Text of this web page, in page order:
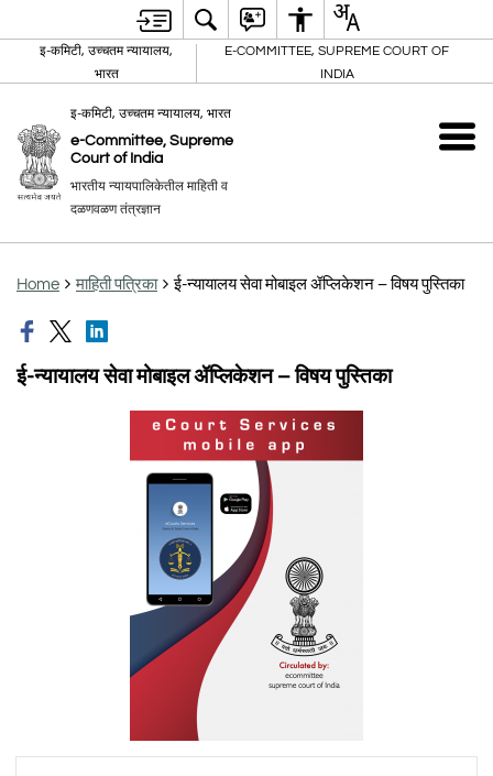
इ-कमिटी, उच्चतम न्यायालय,
भारत
E-COMMITTEE, SUPREME COURT OF
INDIA
इ-कमिटी, उच्चतम न्यायालय, भारत
e-Committee, Supreme
Court of India
भारतीय न्यायपालिकेतील माहिती व
दळणवळण तंत्रज्ञान
Home माहिती पत्रिका ई-न्यायालय सेवा मोबाइल ॲप्लिकेशन – विषय पुस्तिका
ई-न्यायालय सेवा मोबाइल ॲप्लिकेशन – विषय पुस्तिका